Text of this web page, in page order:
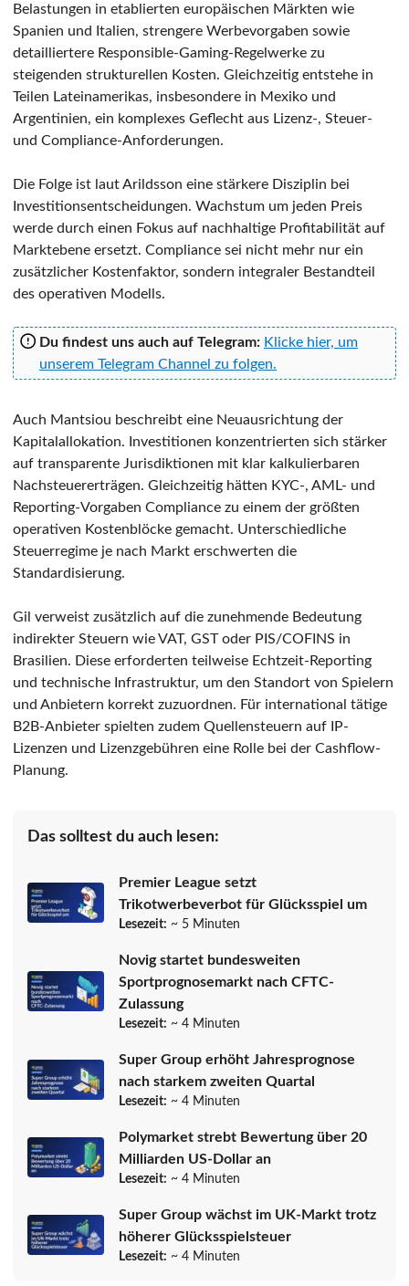
Belastungen in etablierten europäischen Märkten wie
Spanien und Italien, strengere Werbevorgaben sowie
detailliertere Responsible-Gaming-Regelwerke zu
steigenden strukturellen Kosten. Gleichzeitig entstehe in
Teilen Lateinamerikas, insbesondere in Mexiko und
Argentinien, ein komplexes Geflecht aus Lizenz-, Steuer-
und Compliance-Anforderungen.
Die Folge ist laut Arildsson eine stärkere Disziplin bei
Investitionsentscheidungen. Wachstum um jeden Preis
werde durch einen Fokus auf nachhaltige Profitabilität auf
Marktebene ersetzt. Compliance sei nicht mehr nur ein
zusätzlicher Kostenfaktor, sondern integraler Bestandteil
des operativen Modells.
Du findest uns auch auf Telegram: Klicke hier, um
unserem Telegram Channel zu folgen.
Auch Mantsiou beschreibt eine Neuausrichtung der
Kapitalallokation. Investitionen konzentrierten sich stärker
auf transparente Jurisdiktionen mit klar kalkulierbaren
Nachsteuererträgen. Gleichzeitig hätten KYC-, AML- und
Reporting-Vorgaben Compliance zu einem der größten
operativen Kostenblöcke gemacht. Unterschiedliche
Steuerregime je nach Markt erschwerten die
Standardisierung.
Gil verweist zusätzlich auf die zunehmende Bedeutung
indirekter Steuern wie VAT, GST oder PIS/COFINS in
Brasilien. Diese erforderten teilweise Echtzeit-Reporting
und technische Infrastruktur, um den Standort von Spielern
und Anbietern korrekt zuzuordnen. Für international tätige
B2B-Anbieter spielten zudem Quellensteuern auf IP-
Lizenzen und Lizenzgebühren eine Rolle bei der Cashflow-
Planung.
Das solltest du auch lesen:
Premier League setzt
Trikotwerbeverbot für Glücksspiel um
Lesezeit: ~ 5 Minuten
Novig startet bundesweiten
Sportprognosemarkt nach CFTC-
Zulassung
Lesezeit: ~ 4 Minuten
Super Group erhöht Jahresprognose
nach starkem zweiten Quartal
Lesezeit: ~ 4 Minuten
Polymarket strebt Bewertung über 20
Milliarden US-Dollar an
Lesezeit: ~ 4 Minuten
Super Group wächst im UK-Markt trotz
höherer Glücksspielsteuer
Lesezeit: ~ 4 Minuten